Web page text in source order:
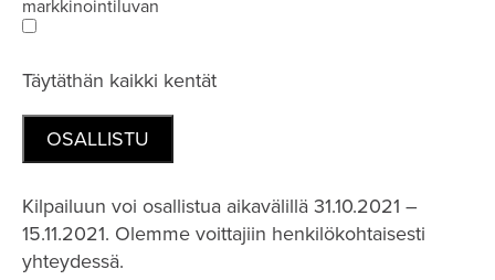
markkinointiluvan
Täytäthän kaikki kentät
Kilpailuun voi osallistua aikavälillä 31.10.2021 –
15.11.2021. Olemme voittajiin henkilökohtaisesti
yhteydessä.